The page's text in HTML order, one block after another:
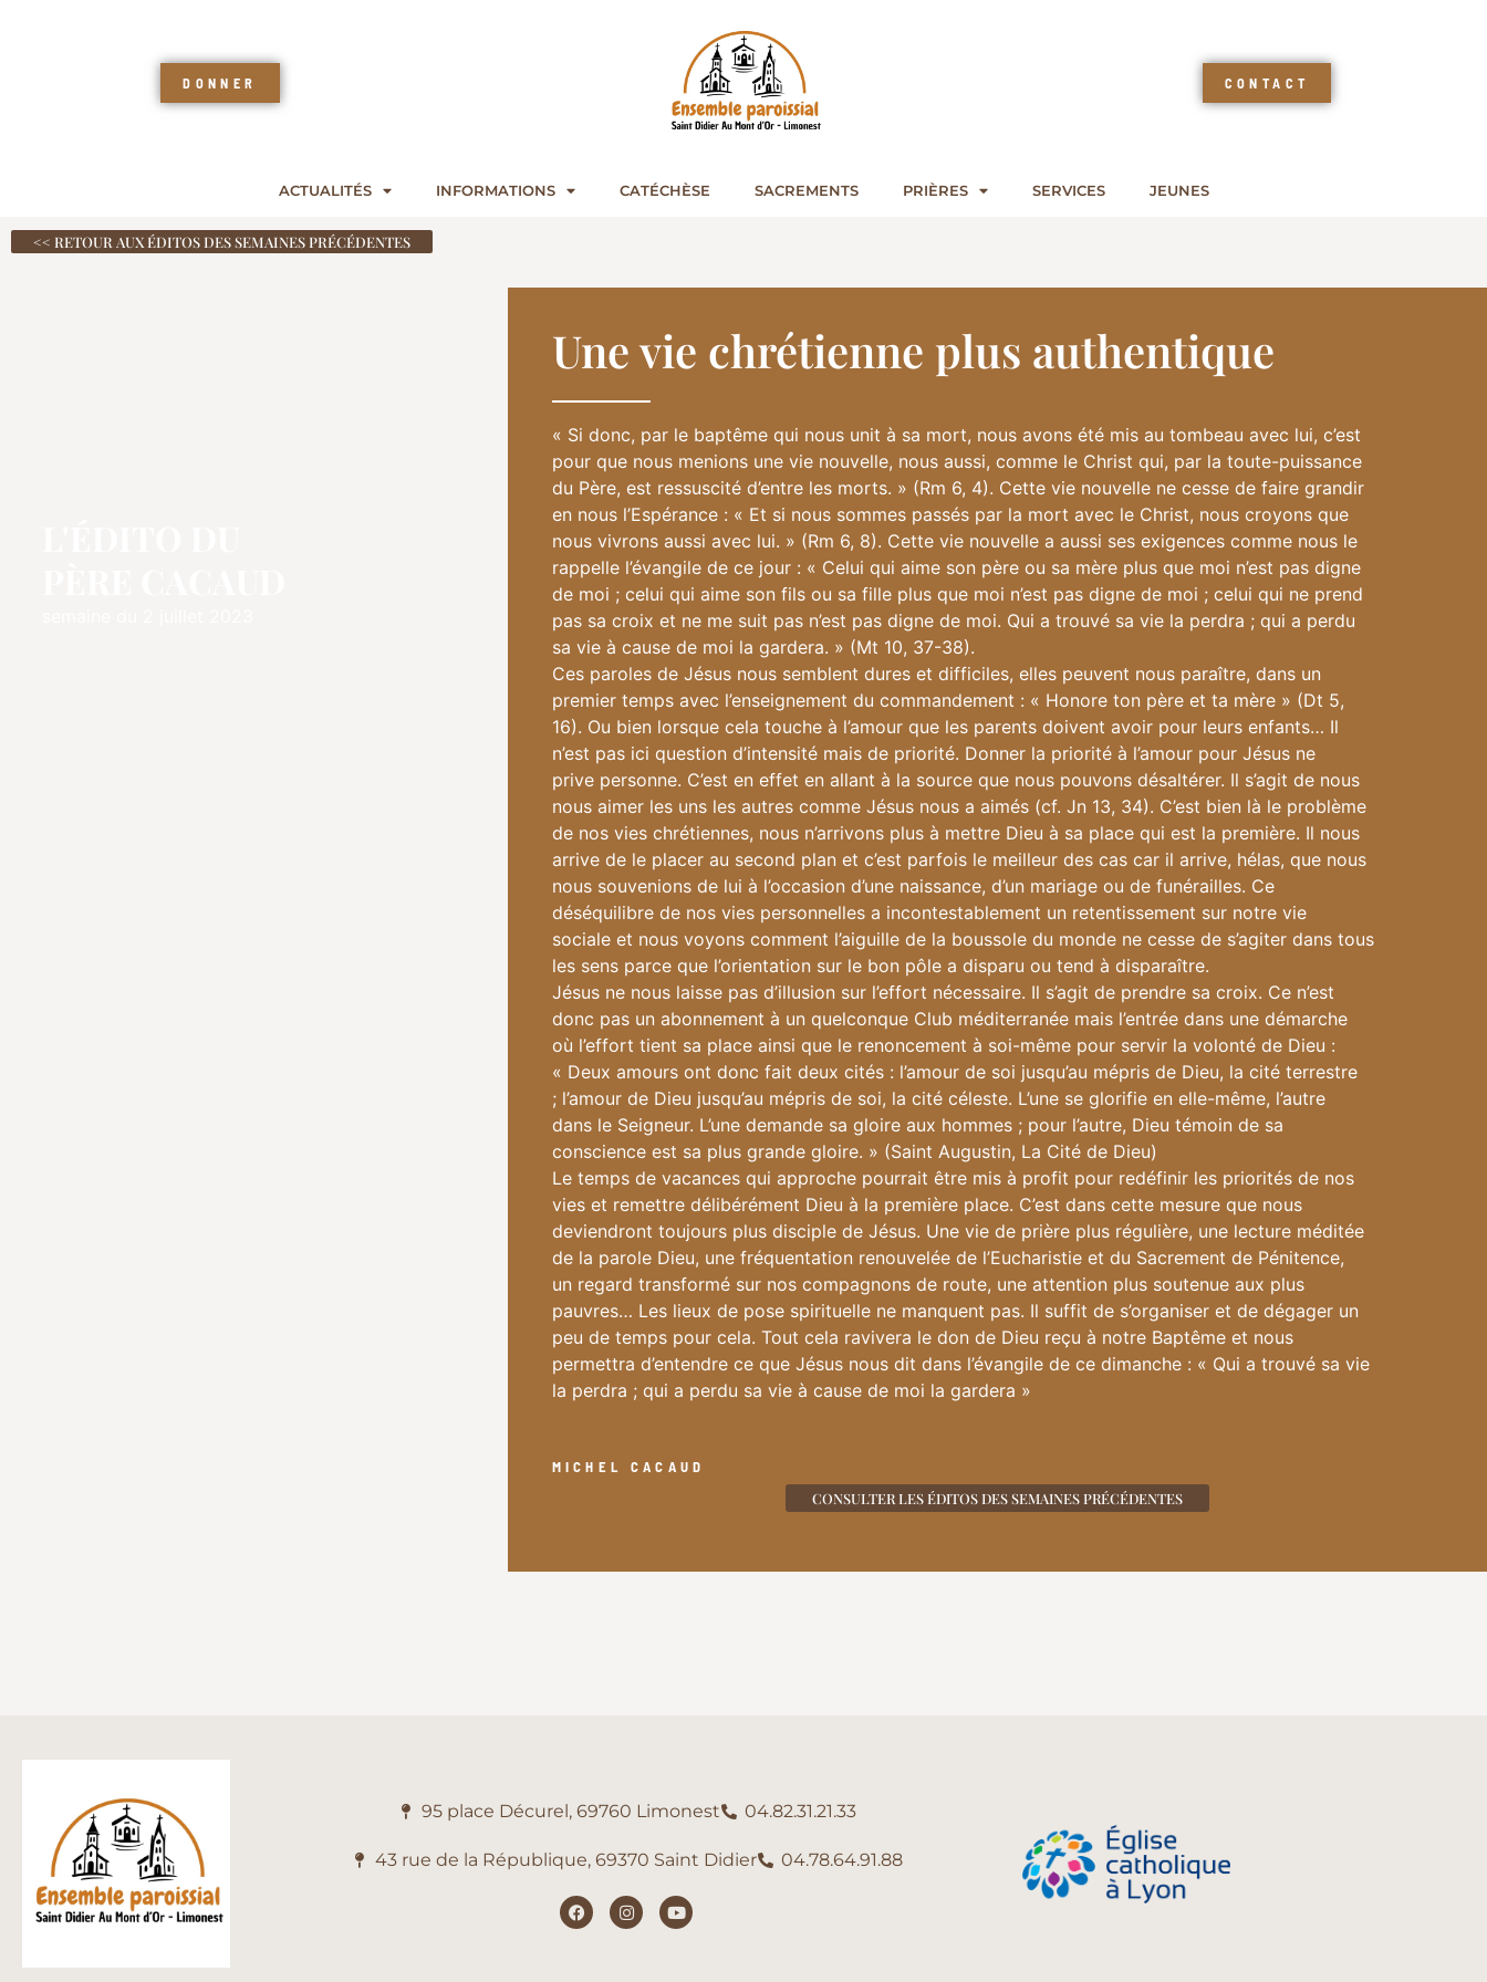
DONNER CONTACT
ACTUALITÉS INFORMATIONS CATÉCHÈSE SACREMENTS PRIÈRES SERVICES JEUNES
<< RETOUR AUX ÉDITOS DES SEMAINES PRÉCÉDENTES
Une vie chrétienne plus authentique
« Si donc, par le baptême qui nous unit à sa mort, nous avons été mis au tombeau avec lui, c’est
pour que nous menions une vie nouvelle, nous aussi, comme le Christ qui, par la toute-puissance
du Père, est ressuscité d’entre les morts. » (Rm 6, 4). Cette vie nouvelle ne cesse de faire grandir
en nous l’Espérance : « Et si nous sommes passés par la mort avec le Christ, nous croyons que
nous vivrons aussi avec lui. » (Rm 6, 8). Cette vie nouvelle a aussi ses exigences comme nous le
rappelle l’évangile de ce jour : « Celui qui aime son père ou sa mère plus que moi n’est pas digne
de moi ; celui qui aime son fils ou sa fille plus que moi n’est pas digne de moi ; celui qui ne prend
pas sa croix et ne me suit pas n’est pas digne de moi. Qui a trouvé sa vie la perdra ; qui a perdu
sa vie à cause de moi la gardera. » (Mt 10, 37-38).
Ces paroles de Jésus nous semblent dures et difficiles, elles peuvent nous paraître, dans un
premier temps avec l’enseignement du commandement : « Honore ton père et ta mère » (Dt 5,
16). Ou bien lorsque cela touche à l’amour que les parents doivent avoir pour leurs enfants… Il
n’est pas ici question d’intensité mais de priorité. Donner la priorité à l’amour pour Jésus ne
prive personne. C’est en effet en allant à la source que nous pouvons désaltérer. Il s’agit de nous
nous aimer les uns les autres comme Jésus nous a aimés (cf. Jn 13, 34). C’est bien là le problème
de nos vies chrétiennes, nous n’arrivons plus à mettre Dieu à sa place qui est la première. Il nous
arrive de le placer au second plan et c’est parfois le meilleur des cas car il arrive, hélas, que nous
nous souvenions de lui à l’occasion d’une naissance, d’un mariage ou de funérailles. Ce
déséquilibre de nos vies personnelles a incontestablement un retentissement sur notre vie
sociale et nous voyons comment l’aiguille de la boussole du monde ne cesse de s’agiter dans tous
les sens parce que l’orientation sur le bon pôle a disparu ou tend à disparaître.
Jésus ne nous laisse pas d’illusion sur l’effort nécessaire. Il s’agit de prendre sa croix. Ce n’est
donc pas un abonnement à un quelconque Club méditerranée mais l’entrée dans une démarche
où l’effort tient sa place ainsi que le renoncement à soi-même pour servir la volonté de Dieu :
« Deux amours ont donc fait deux cités : l’amour de soi jusqu’au mépris de Dieu, la cité terrestre
; l’amour de Dieu jusqu’au mépris de soi, la cité céleste. L’une se glorifie en elle-même, l’autre
dans le Seigneur. L’une demande sa gloire aux hommes ; pour l’autre, Dieu témoin de sa
conscience est sa plus grande gloire. » (Saint Augustin, La Cité de Dieu)
Le temps de vacances qui approche pourrait être mis à profit pour redéfinir les priorités de nos
vies et remettre délibérément Dieu à la première place. C’est dans cette mesure que nous
deviendront toujours plus disciple de Jésus. Une vie de prière plus régulière, une lecture méditée
de la parole Dieu, une fréquentation renouvelée de l’Eucharistie et du Sacrement de Pénitence,
un regard transformé sur nos compagnons de route, une attention plus soutenue aux plus
pauvres… Les lieux de pose spirituelle ne manquent pas. Il suffit de s’organiser et de dégager un
peu de temps pour cela. Tout cela ravivera le don de Dieu reçu à notre Baptême et nous
permettra d’entendre ce que Jésus nous dit dans l’évangile de ce dimanche : « Qui a trouvé sa vie
la perdra ; qui a perdu sa vie à cause de moi la gardera »
MICHEL CACAUD
CONSULTER LES ÉDITOS DES SEMAINES PRÉCÉDENTES
95 place Décurel, 69760 Limonest 04.82.31.21.33
43 rue de la République, 69370 Saint Didier 04.78.64.91.88